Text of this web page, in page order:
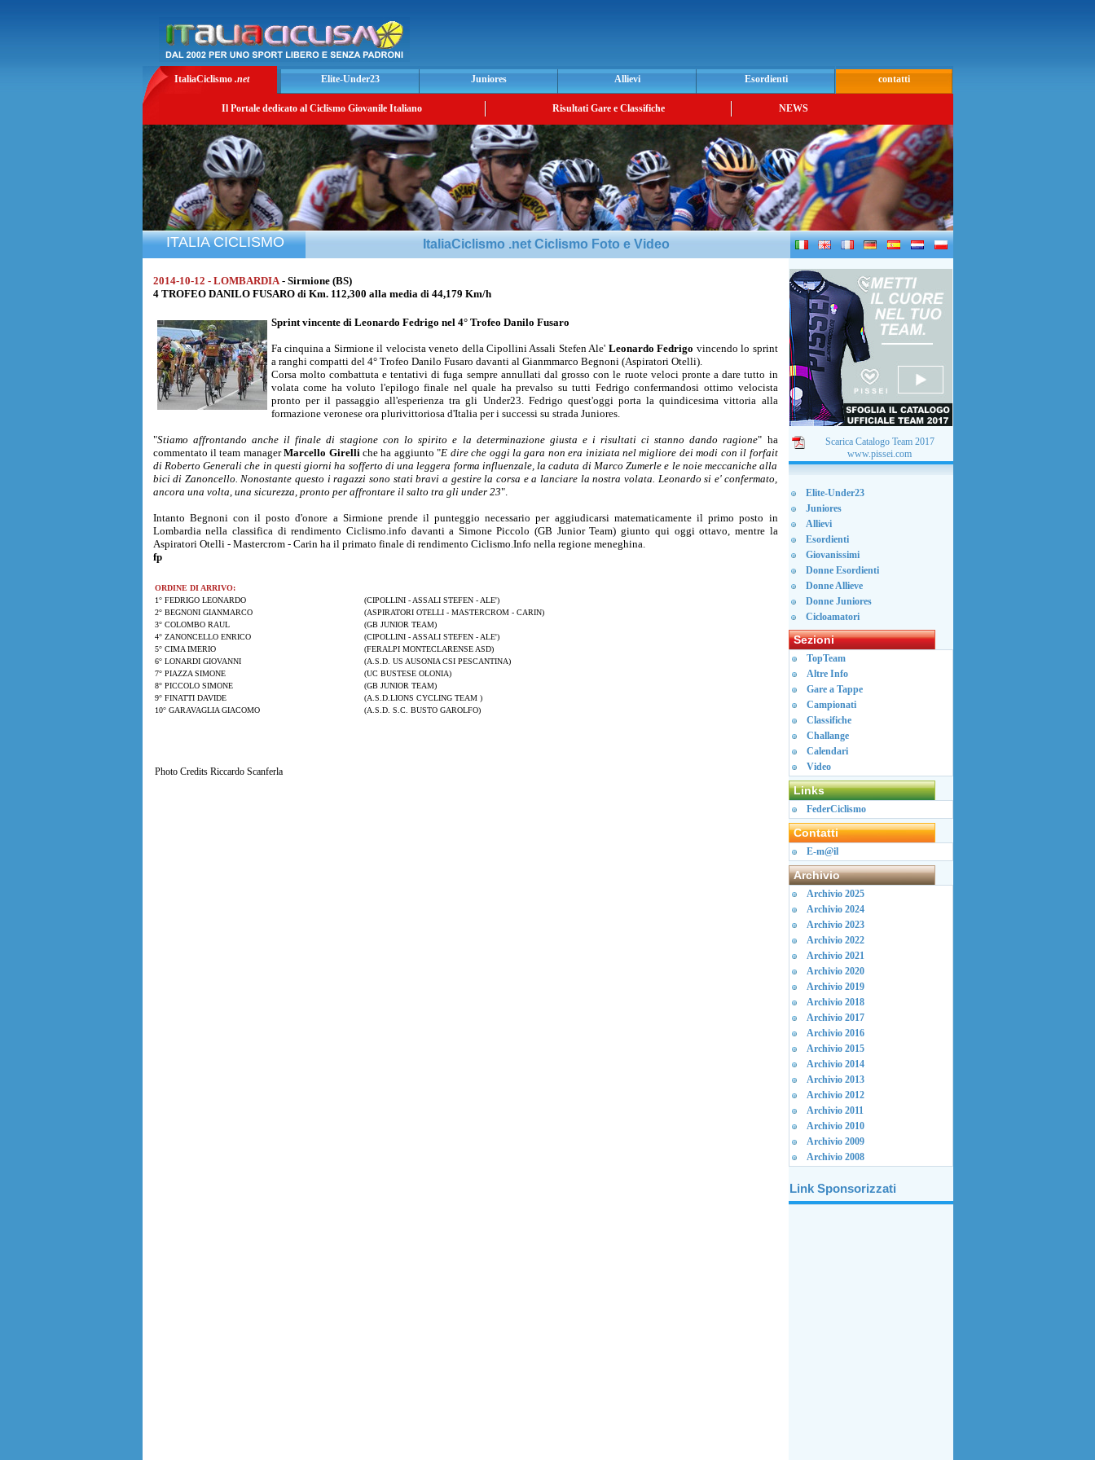
ItaliaCiclismo .net Elite-Under23 Juniores Allievi Esordienti contatti
Il Portale dedicato al Ciclismo Giovanile Italiano Risultati Gare e Classifiche NEWS
ITALIA CICLISMO ItaliaCiclismo .net Ciclismo Foto e Video
2014-10-12 - LOMBARDIA - Sirmione (BS)
4 TROFEO DANILO FUSARO di Km. 112,300 alla media di 44,179 Km/h
Sprint vincente di Leonardo Fedrigo nel 4° Trofeo Danilo Fusaro
Fa cinquina a Sirmione il velocista veneto della Cipollini Assali Stefen Ale' Leonardo Fedrigo vincendo lo sprint
a ranghi compatti del 4° Trofeo Danilo Fusaro davanti al Gianmmarco Begnoni (Aspiratori Otelli).
Corsa molto combattuta e tentativi di fuga sempre annullati dal grosso con le ruote veloci pronte a dare tutto in
volata come ha voluto l'epilogo finale nel quale ha prevalso su tutti Fedrigo confermandosi ottimo velocista
pronto per il passaggio all'esperienza tra gli Under23. Fedrigo quest'oggi porta la quindicesima vittoria alla
formazione veronese ora plurivittoriosa d'Italia per i successi su strada Juniores.
"Stiamo affrontando anche il finale di stagione con lo spirito e la determinazione giusta e i risultati ci stanno dando ragione" ha
commentato il team managerMarcello Girelliche ha aggiunto "E dire che oggi la gara non era iniziata nel migliore dei modi con il forfait
di Roberto Generali che in questi giorni ha sofferto di una leggera forma influenzale, la caduta di Marco Zumerle e le noie meccaniche alla
bici di Zanoncello. Nonostante questo i ragazzi sono stati bravi a gestire la corsa e a lanciare la nostra volata. Leonardo si e' confermato,
ancora una volta, una sicurezza, pronto per affrontare il salto tra gli under 23".
Intanto Begnoni con il posto d'onore a Sirmione prende il punteggio necessario per aggiudicarsi matematicamente il primo posto in
Lombardia nella classifica di rendimento Ciclismo.info davanti a Simone Piccolo (GB Junior Team) giunto qui oggi ottavo, mentre la
Aspiratori Otelli - Mastercrom - Carin ha il primato finale di rendimento Ciclismo.Info nella regione meneghina.
fp
ORDINE DI ARRIVO:
1° FEDRIGO LEONARDO
(CIPOLLINI - ASSALI STEFEN - ALE')
2° BEGNONI GIANMARCO
(ASPIRATORI OTELLI - MASTERCROM - CARIN)
3° COLOMBO RAUL
(GB JUNIOR TEAM)
4° ZANONCELLO ENRICO
(CIPOLLINI - ASSALI STEFEN - ALE')
5° CIMA IMERIO
(FERALPI MONTECLARENSE ASD)
6° LONARDI GIOVANNI
(A.S.D. US AUSONIA CSI PESCANTINA)
7° PIAZZA SIMONE
(UC BUSTESE OLONIA)
8° PICCOLO SIMONE
(GB JUNIOR TEAM)
9° FINATTI DAVIDE
(A.S.D.LIONS CYCLING TEAM )
10° GARAVAGLIA GIACOMO
(A.S.D. S.C. BUSTO GAROLFO)
Photo Credits Riccardo Scanferla
Scarica Catalogo Team 2017
www.pissei.com
Elite-Under23
Juniores
Allievi
Esordienti
Giovanissimi
Donne Esordienti
Donne Allieve
Donne Juniores
Cicloamatori
Sezioni
TopTeam
Altre Info
Gare a Tappe
Campionati
Classifiche
Challange
Calendari
Video
Links
FederCiclismo
Contatti
E-m@il
Archivio
Archivio 2025
Archivio 2024
Archivio 2023
Archivio 2022
Archivio 2021
Archivio 2020
Archivio 2019
Archivio 2018
Archivio 2017
Archivio 2016
Archivio 2015
Archivio 2014
Archivio 2013
Archivio 2012
Archivio 2011
Archivio 2010
Archivio 2009
Archivio 2008
Link Sponsorizzati